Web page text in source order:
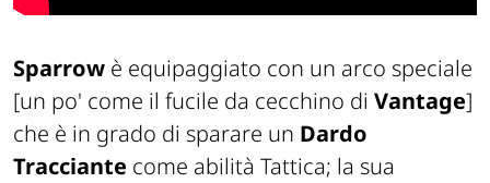
Sparrow è equipaggiato con un arco speciale
[un po' come il fucile da cecchino di Vantage]
che è in grado di sparare un Dardo
Tracciante come abilità Tattica; la sua